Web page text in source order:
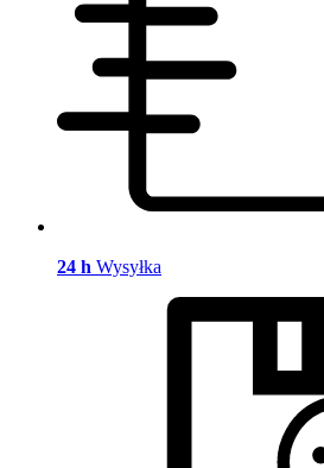
24 h Wysyłka